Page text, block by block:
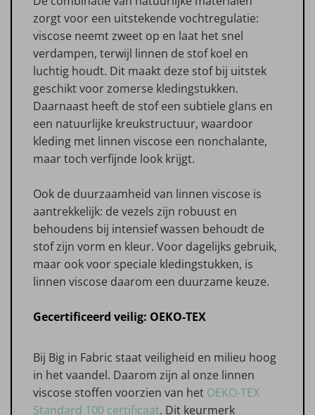
zorgt voor een uitstekende vochtregulatie:
viscose neemt zweet op en laat het snel
verdampen, terwijl linnen de stof koel en
luchtig houdt. Dit maakt deze stof bij uitstek
geschikt voor zomerse kledingstukken.
Daarnaast heeft de stof een subtiele glans en
een natuurlijke kreukstructuur, waardoor
kleding met linnen viscose een nonchalante,
maar toch verfijnde look krijgt.
Ook de duurzaamheid van linnen viscose is
aantrekkelijk: de vezels zijn robuust en
behoudens bij intensief wassen behoudt de
stof zijn vorm en kleur. Voor dagelijks gebruik,
maar ook voor speciale kledingstukken, is
linnen viscose daarom een duurzame keuze.
Gecertificeerd veilig: OEKO-TEX
Bij Big in Fabric staat veiligheid en milieu hoog
in het vaandel. Daarom zijn al onze linnen
viscose stoffen voorzien van het OEKO-TEX
Standard 100 certificaat. Dit keurmerk